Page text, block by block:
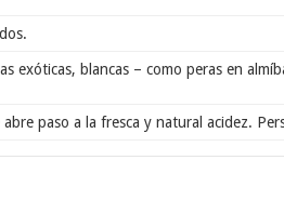
exóticas, blancas – como peras en
paso a la fresca y natural acidez.